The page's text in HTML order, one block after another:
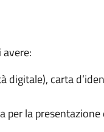
digitale), carta
la presentazione